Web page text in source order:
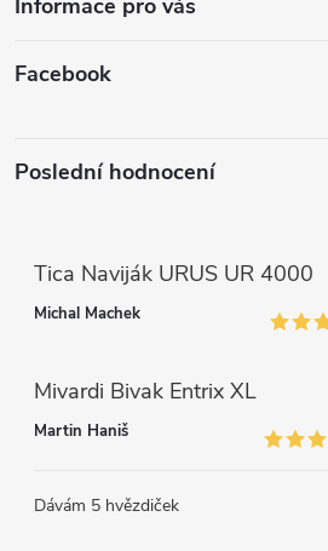
Informace pro vás
Facebook
Poslední hodnocení
Tica Naviják URUS UR 4000
Michal Machek
Mivardi Bivak Entrix XL
Martin Haniš
Dávám 5 hvězdiček